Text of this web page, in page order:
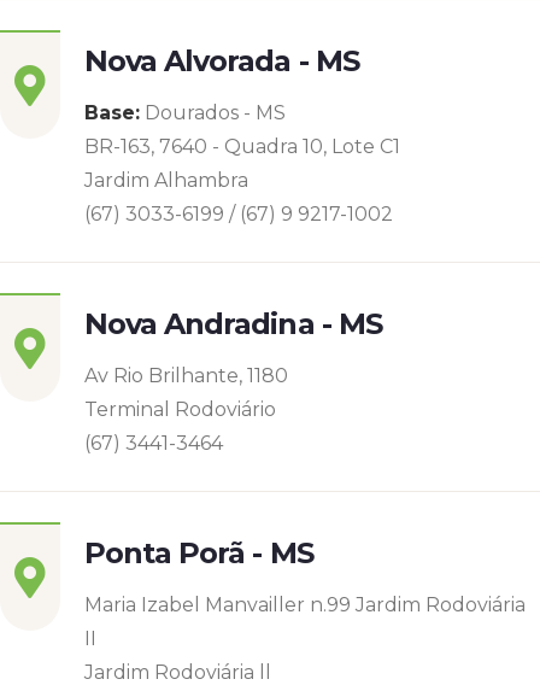
Nova Alvorada - MS
Base: Dourados - MS
BR-163, 7640 - Quadra 10, Lote C1
Jardim Alhambra
(67) 3033-6199 / (67) 9 9217-1002
Nova Andradina - MS
Av Rio Brilhante, 1180
Terminal Rodoviário
(67) 3441-3464
Ponta Porã - MS
Maria Izabel Manvailler n.99 Jardim Rodoviária
II
Jardim Rodoviária ll